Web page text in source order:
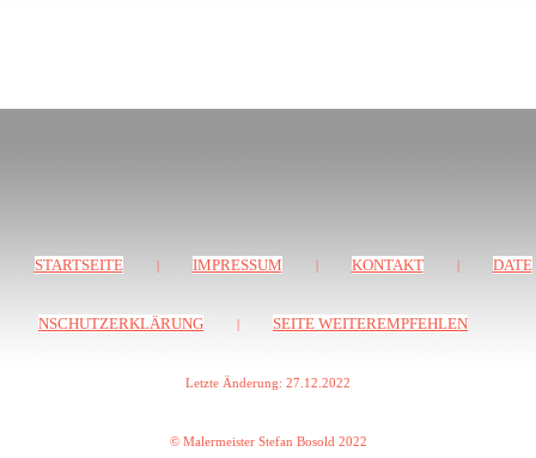
STARTSEITE | IMPRESSUM | KONTAKT | DATE
NSCHUTZERKLÄRUNG | SEITE WEITEREMPFEHLEN
Letzte Änderung: 27.12.2022
© Malermeister Stefan Bosold 2022